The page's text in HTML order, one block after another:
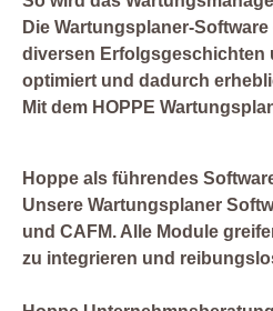
Die Wartungsplaner-
diversen Erfolgsgeschichten
optimiert und dadurch
Mit dem HOPPE
Hoppe als führendes
Unsere Wartungsplaner
und CAFM. Alle Module
zu integrieren und